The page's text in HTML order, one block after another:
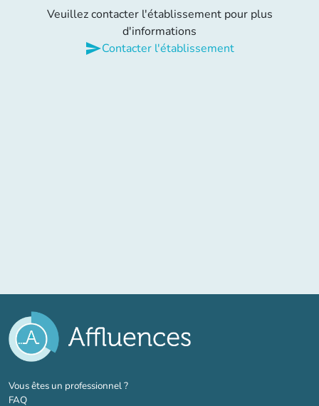
Veuillez contacter l'établissement pour plus
d'informations
sendContacter l'établissement
Vous êtes un professionnel ?(nouvel onglet)
FAQ